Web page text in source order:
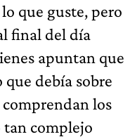
que guste, pero
final del día
apuntan que
debía sobre
los
tan complejo